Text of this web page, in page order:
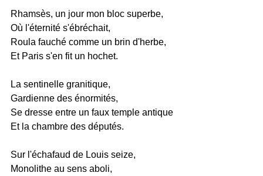
Rhamsès, un jour mon bloc superbe,
Où l'éternité s'ébréchait,
Roula fauché comme un brin d'herbe,
Et Paris s'en fit un hochet.
La sentinelle granitique,
Gardienne des énormités,
Se dresse entre un faux temple antique
Et la chambre des députés.
Sur l'échafaud de Louis seize,
Monolithe au sens aboli,